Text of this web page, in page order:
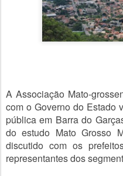
A Associação Mato-
com o Governo do Estado
pública em Barra do
do estudo Mato Grosso
discutido com os
representantes dos